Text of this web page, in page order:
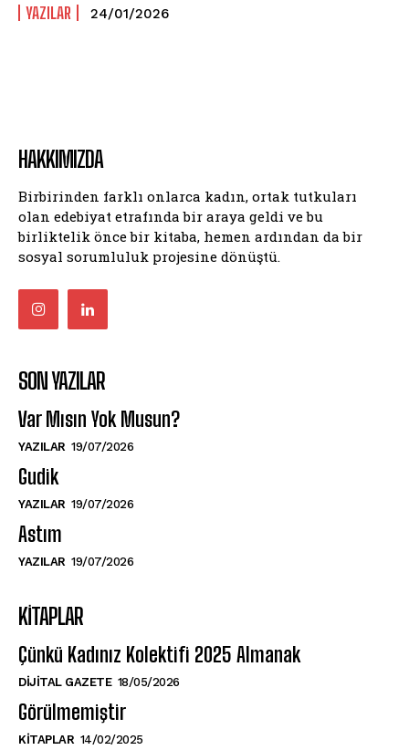
YAZILAR 24/01/2026
HAKKIMIZDA
Birbirinden farklı onlarca kadın, ortak tutkuları
olan edebiyat etrafında bir araya geldi ve bu
birliktelik önce bir kitaba, hemen ardından da bir
sosyal sorumluluk projesine dönüştü.
SON YAZILAR
Var Mısın Yok Musun?
YAZILAR 19/07/2026
Gudik
YAZILAR 19/07/2026
Astım
YAZILAR 19/07/2026
KITAPLAR
Çünkü Kadınız Kolektifi 2025 Almanak
DIJITAL GAZETE 18/05/2026
Görülmemiştir
KITAPLAR 14/02/2025